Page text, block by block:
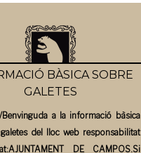
BÀSICA SOBRE
GALETES
Benvinguda a la informació bàsica
del lloc web responsabilitat
DE CAMPOS.Si